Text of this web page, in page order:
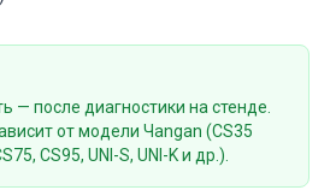
— после диагностики на стенде.
от модели Чangan (CS35
CS95, UNI-S, UNI-K и др.).